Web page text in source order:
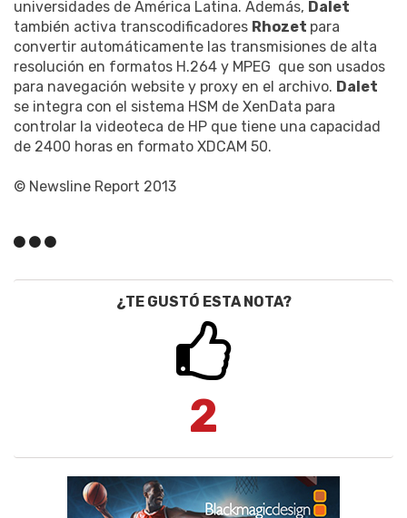
universidades de América Latina. Además, Dalet
también activa transcodificadores Rhozet para
convertir automáticamente las transmisiones de alta
resolución en formatos H.264 y MPEG que son usados
para navegación website y proxy en el archivo. Dalet
se integra con el sistema HSM de XenData para
controlar la videoteca de HP que tiene una capacidad
de 2400 horas en formato XDCAM 50.
© Newsline Report 2013
¿TE GUSTÓ ESTA NOTA?
2